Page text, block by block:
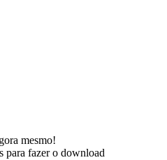
mesmo!
para fazer o download